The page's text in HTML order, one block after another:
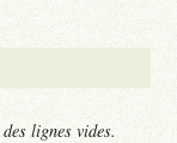
lignes vides.